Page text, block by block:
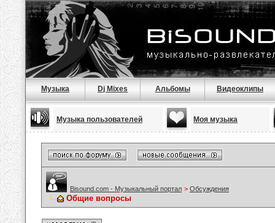
Музыка Dj Mixes Альбомы Видеоклипы
Музыка пользователей Моя музыка
Bisound.com - Музыкальный портал > Обсуждения
Общие вопросы